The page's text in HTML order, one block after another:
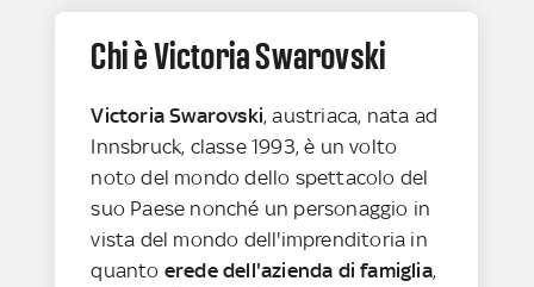
Chi è Victoria Swarovski
Victoria Swarovski, austriaca, nata ad
Innsbruck, classe 1993, è un volto
noto del mondo dello spettacolo del
suo Paese nonché un personaggio in
vista del mondo dell'imprenditoria in
quanto erede dell'azienda di famiglia,